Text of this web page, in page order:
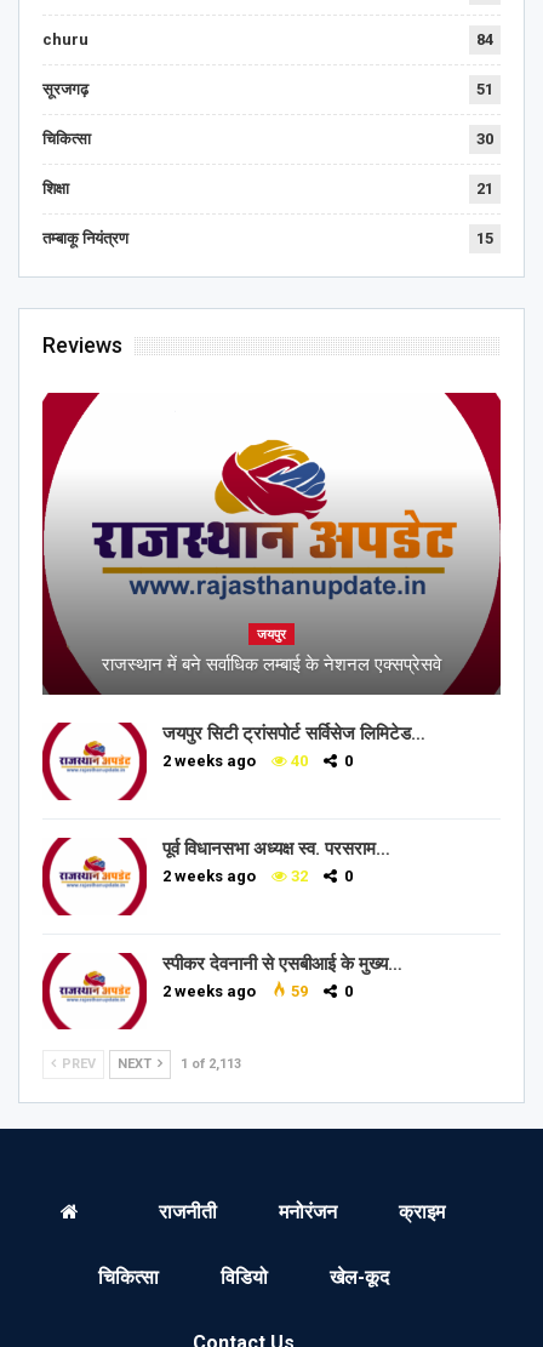
churu 84
सूरजगढ़ 51
चिकित्सा 30
शिक्षा 21
तम्बाकू नियंत्रण 15
Reviews
जयपुर
राजस्थान में बने सर्वाधिक लम्बाई के नेशनल एक्सप्रेसवे
जयपुर सिटी ट्रांसपोर्ट सर्विसेज लिमिटेड…
2 weeks ago 40 0
पूर्व विधानसभा अध्यक्ष स्व. परसराम…
2 weeks ago 32 0
स्पीकर देवनानी से एसबीआई के मुख्य…
2 weeks ago 59 0
PREV NEXT 1 of 2,113
राजनीती मनोरंजन क्राइम
चिकित्सा विडियो खेल-कूद